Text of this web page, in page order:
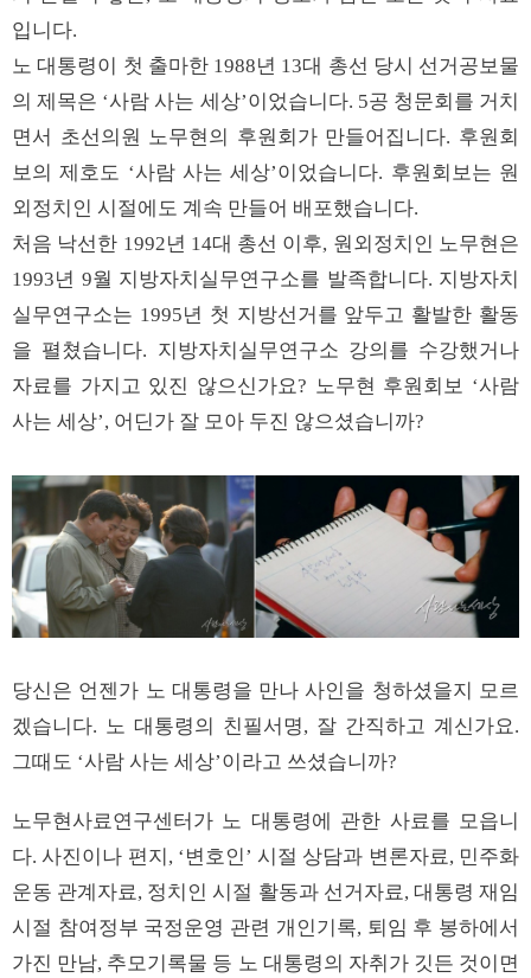
입니다.
노 대통령이 첫 출마한 1988년 13대 총선 당시 선거공보물
의 제목은 ‘사람 사는 세상’이었습니다. 5공 청문회를 거치
면서 초선의원 노무현의 후원회가 만들어집니다. 후원회
보의 제호도 ‘사람 사는 세상’이었습니다. 후원회보는 원
외정치인 시절에도 계속 만들어 배포했습니다.
처음 낙선한 1992년 14대 총선 이후, 원외정치인 노무현은
1993년 9월 지방자치실무연구소를 발족합니다. 지방자치
실무연구소는 1995년 첫 지방선거를 앞두고 활발한 활동
을 펼쳤습니다. 지방자치실무연구소 강의를 수강했거나
자료를 가지고 있진 않으신가요? 노무현 후원회보 ‘사람
사는 세상’, 어딘가 잘 모아 두진 않으셨습니까?
당신은 언젠가 노 대통령을 만나 사인을 청하셨을지 모르
겠습니다. 노 대통령의 친필서명, 잘 간직하고 계신가요.
그때도 ‘사람 사는 세상’이라고 쓰셨습니까?
노무현사료연구센터가 노 대통령에 관한 사료를 모읍니
다. 사진이나 편지, ‘변호인’ 시절 상담과 변론자료, 민주화
운동 관계자료, 정치인 시절 활동과 선거자료, 대통령 재임
시절 참여정부 국정운영 관련 개인기록, 퇴임 후 봉하에서
가진 만남, 추모기록물 등 노 대통령의 자취가 깃든 것이면